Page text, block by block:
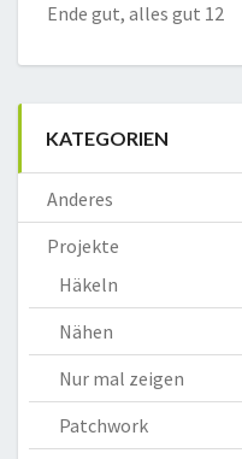
Ende gut, alles gut 12
KATEGORIEN
Anderes
Projekte
Häkeln
Nähen
Nur mal zeigen
Patchwork